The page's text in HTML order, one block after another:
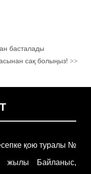
басталады
сақ болыңыз!>>
есепке қою туралы №
жылы Байланыс,